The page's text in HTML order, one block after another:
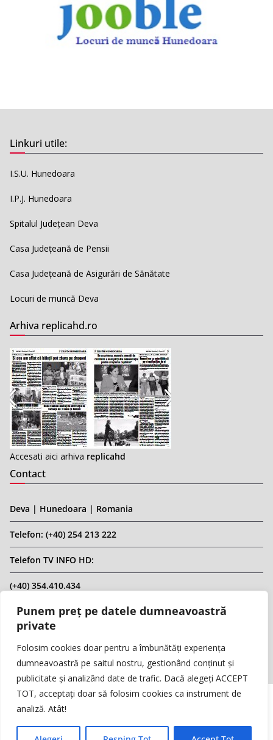
Punem preț pe datele dumneavoastră
private
Folosim cookies doar pentru a îmbunătăți experiența
dumneavoastră pe saitul nostru, gestionând conținut și
publicitate și analizând date de trafic. Dacă alegeți ACCEPT
TOT, acceptați doar să folosim cookies ca instrument de
analiză. Atât!
Linkuri utile:
I.S.U. Hunedoara
I.P.J. Hunedoara
Spitalul Județean Deva
Casa Județeană de Pensii
Casa Județeană de Asigurări de Sănătate
Locuri de muncă Deva
Arhiva replicahd.ro
Accesati aici arhiva replicahd
Contact
Deva | Hunedoara | Romania
Telefon: (+40) 254 213 222
Telefon TV INFO HD:
(+40) 354.410.434
Email: infohd20@gmail.com
Website: www.replicahd.ro